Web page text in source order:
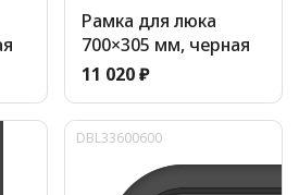
Рамка для люка
700×305 мм, черная
11 020 ₽
DBL33600600